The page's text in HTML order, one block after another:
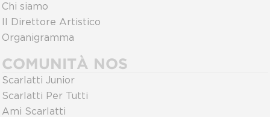
Chi siamo
Il Direttore Artistico
Organigramma
COMUNITÀ NOS
Scarlatti Junior
Scarlatti Per Tutti
Ami Scarlatti